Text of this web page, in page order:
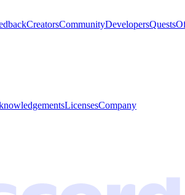
CreatorsCommunityDevelopersQuests
LicensesCompany